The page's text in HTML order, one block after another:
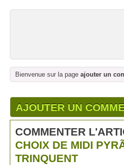
Bienvenue sur la page ajouter un
AJOUTER UN
COMMENTER
CHOIX DE MIDI
TRINQUENT